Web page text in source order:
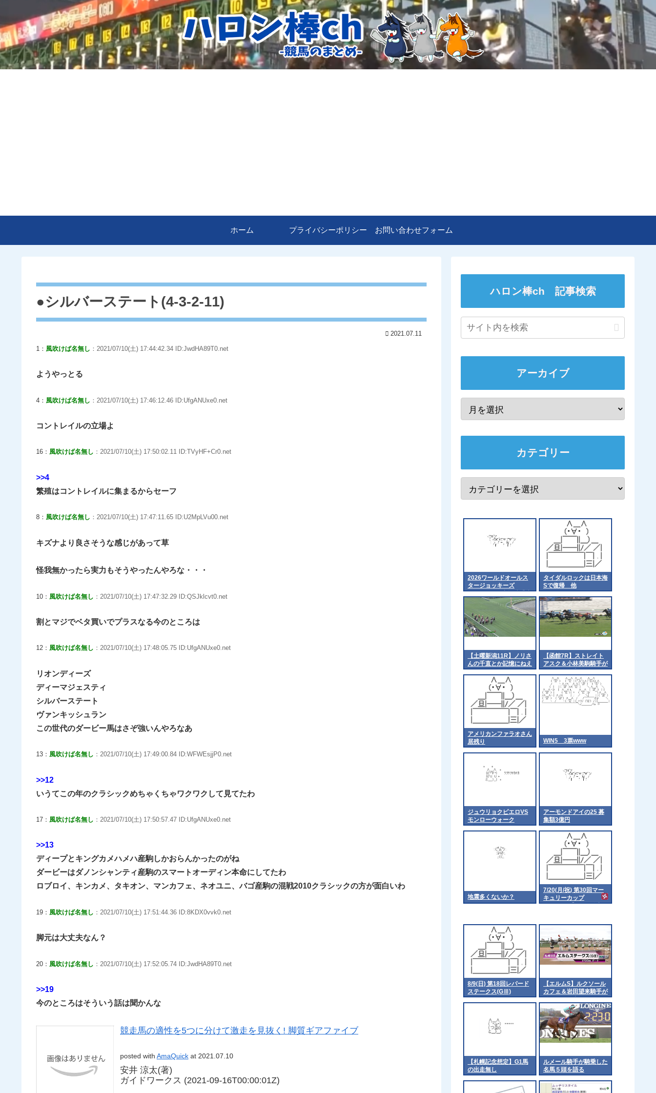
ホーム プライバシーポリシー お問い合わせフォーム
●シルバーステート(4-3-2-11)
2021.07.11
1： 風吹けば名無し ：2021/07/10(土) 17:44:42.34 ID:JwdHA89T0.net
ようやっとる
4： 風吹けば名無し ：2021/07/10(土) 17:46:12.46 ID:UfgANUxe0.net
コントレイルの立場よ
16： 風吹けば名無し ：2021/07/10(土) 17:50:02.11 ID:TVyHF+Cr0.net
>>4
繁殖はコントレイルに集まるからセーフ
8： 風吹けば名無し ：2021/07/10(土) 17:47:11.65 ID:U2MpLVu00.net
キズナより良さそうな感じがあって草
怪我無かったら実力もそうやったんやろな・・・
10： 風吹けば名無し ：2021/07/10(土) 17:47:32.29 ID:QSJklcvt0.net
割とマジでベタ買いでプラスなる今のところは
12： 風吹けば名無し ：2021/07/10(土) 17:48:05.75 ID:UfgANUxe0.net
リオンディーズ
ディーマジェスティ
シルバーステート
ヴァンキッシュラン
この世代のダービー馬はさぞ強いんやろなあ
13： 風吹けば名無し ：2021/07/10(土) 17:49:00.84 ID:WFWEsjjP0.net
>>12
いうてこの年のクラシックめちゃくちゃワクワクして見てたわ
17： 風吹けば名無し ：2021/07/10(土) 17:50:57.47 ID:UfgANUxe0.net
>>13
ディープとキングカメハメハ産駒しかおらんかったのがね
ダービーはダノンシャンティ産駒のスマートオーディン本命にしてたわ
ロブロイ、キンカメ、タキオン、マンカフェ、ネオユニ、バゴ産駒の混戦2010クラシックの方が面白いわ
19： 風吹けば名無し ：2021/07/10(土) 17:51:44.36 ID:8KDX0vvk0.net
脚元は大丈夫なん？
20： 風吹けば名無し ：2021/07/10(土) 17:52:05.74 ID:JwdHA89T0.net
>>19
今のところはそういう話は聞かんな
競走馬の適性を5つに分けて激走を見抜く! 脚質ギアファイブ
posted with AmaQuick at 2021.07.10
安井 涼太(著)
ガイドワークス (2021-09-16T00:00:01Z)
ハロン棒ch 記事検索
アーカイブ
カテゴリー
2026ワールドオールス
タージョッキーズ
（WASJ）の出場騎手決
タイダルロックは日本海
Sで復帰 他
【土曜新潟11R】ノリさ
んの千直とか記憶にねえ
な
【函館7R】ストレイト
アスク＆小林美駒騎手が
ｷﾀ━━━━(ﾟ
∀ﾟ)━━━━!!
アメリカンファラオさん
居残り
WIN5 3票www
ジュウリョクピエロVS
モンローウォーク
アーモンドアイの25 募
集額3億円
地震多くないか？
7/20(月/祝) 第30回マー
キュリーカップ
（Jpn3）【18:15発走予
8/9(日) 第18回レパード
ステークス(GⅢ)
【エルムS】ルクソール
カフェ＆岩田望来騎手が
ｷﾀ━━━━(ﾟ
∀ﾟ)━━━━!!
【札幌記念想定】G1馬
の出走無し
ルメール騎手が騎乗した
名馬５頭を語る